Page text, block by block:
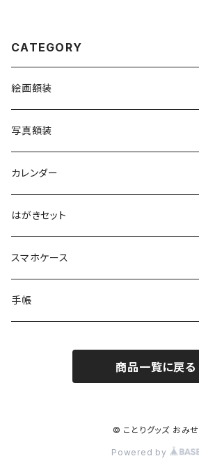
CATEGORY
絵画額装
Cockatiel Bread Coffee
KIBI’S BAKE SHOP
写真額装
カレンダー
はがきセット
スマホケース
手帳
商品一覧に戻る
© ことりグッズ おみせ
Powered by